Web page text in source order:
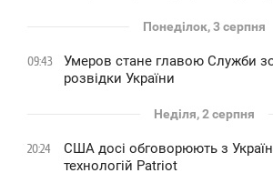
Понеділок, 3 серпня
09:43
Умеров стане главою Служби
розвідки України
Неділя, 2 серпня
20:24
США досі обговорюють з
технологій Patriot